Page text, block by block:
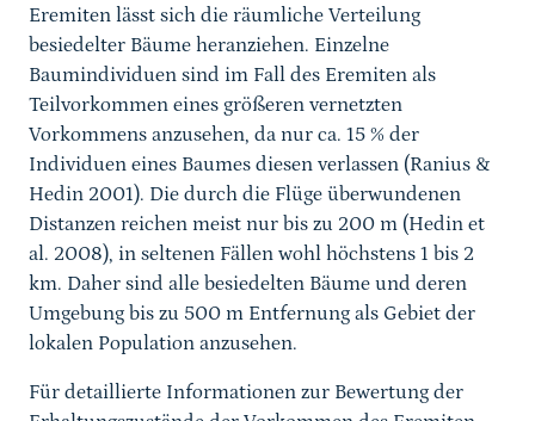
Eremiten lässt sich die räumliche Verteilung
besiedelter Bäume heranziehen. Einzelne
Baumindividuen sind im Fall des Eremiten als
Teilvorkommen eines größeren vernetzten
Vorkommens anzusehen, da nur ca. 15 % der
Individuen eines Baumes diesen verlassen (Ranius &
Hedin 2001). Die durch die Flüge überwundenen
Distanzen reichen meist nur bis zu 200 m (Hedin et
al. 2008), in seltenen Fällen wohl höchstens 1 bis 2
km. Daher sind alle besiedelten Bäume und deren
Umgebung bis zu 500 m Entfernung als Gebiet der
lokalen Population anzusehen.
Für detaillierte Informationen zur Bewertung der